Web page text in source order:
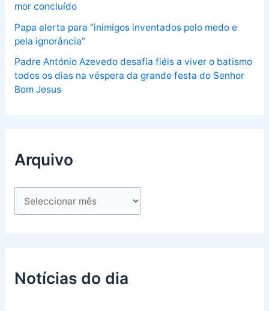
mor concluído
Papa alerta para “inimigos inventados pelo medo e
pela ignorância”
Padre António Azevedo desafia fiéis a viver o batismo
todos os dias na véspera da grande festa do Senhor
Bom Jesus
Arquivo
Notícias do dia